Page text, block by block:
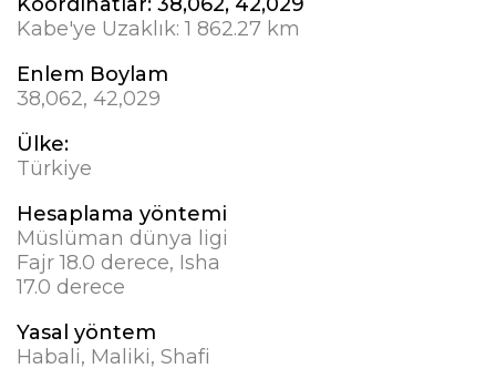
Kabe'ye Uzaklık:1 862.27 km
Enlem Boylam
38,062, 42,029
Ülke:
Türkiye
Hesaplama yöntemi
Müslüman dünya ligi
Fajr 18.0 derece, Isha
17.0 derece
Yasal yöntem
Habali, Maliki, Shafi